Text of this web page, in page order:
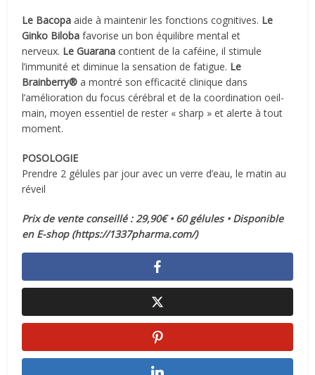
Le Bacopa aide à maintenir les fonctions cognitives. Le
Ginko Biloba favorise un bon équilibre mental et
nerveux. Le Guarana contient de la caféine, il stimule
l’immunité et diminue la sensation de fatigue. Le
Brainberry® a montré son efficacité clinique dans
l’amélioration du focus cérébral et de la coordination oeil-
main, moyen essentiel de rester « sharp » et alerte à tout
moment.
POSOLOGIE
Prendre 2 gélules par jour avec un verre d’eau, le matin au
réveil
Prix de vente conseillé : 29,90€ • 60 gélules • Disponible
en E-shop (https://1337pharma.com/)